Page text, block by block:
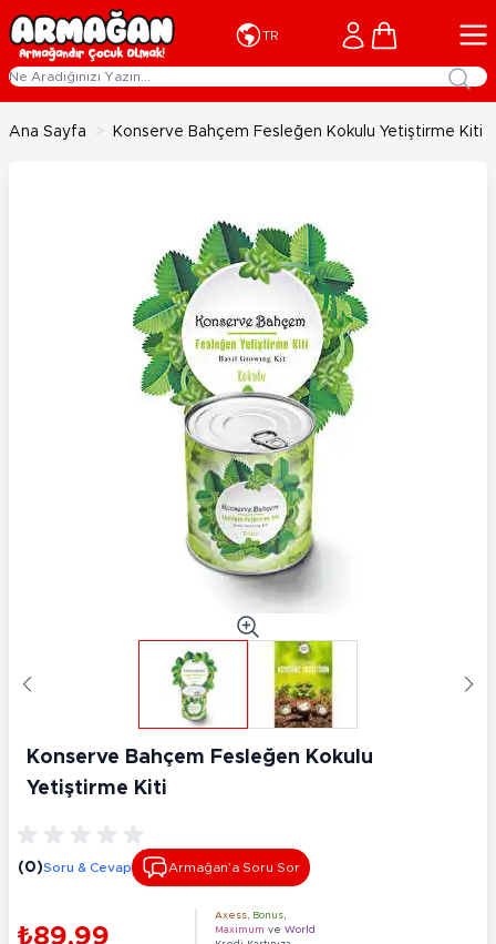
İçeriğe geç
TR Cart
Ana Sayfa > Konserve Bahçem Fesleğen Kokulu Yetiştirme Kiti
Konserve Bahçem Fesleğen Kokulu
Yetiştirme Kiti
(0)Soru & Cevap Armağan’a Soru Sor
₺89,99
Axess Bonus
Maximum ve World